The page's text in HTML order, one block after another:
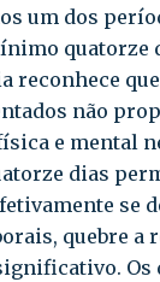
um dos
quatorze
reconhece
não
e mental
dias
se
quebre a
Os